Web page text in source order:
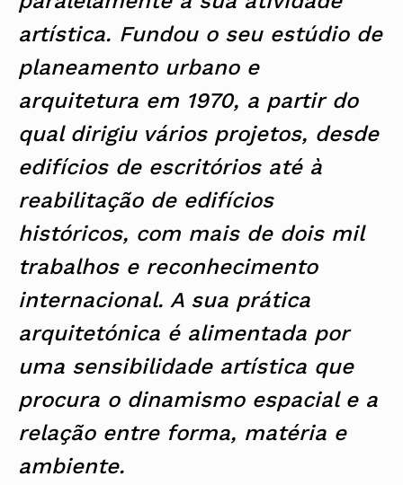
artística. Fundou o seu estúdio de
planeamento urbano e
arquitetura em 1970, a partir do
qual dirigiu vários projetos, desde
edifícios de escritórios até à
reabilitação de edifícios
históricos, com mais de dois mil
trabalhos e reconhecimento
internacional. A sua prática
arquitetónica é alimentada por
uma sensibilidade artística que
procura o dinamismo espacial e a
relação entre forma, matéria e
ambiente.